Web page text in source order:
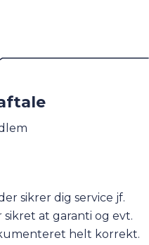
vedligeholdelsen op i
sikrer dig service jf.
at garanti og evt.
helt korrekt.